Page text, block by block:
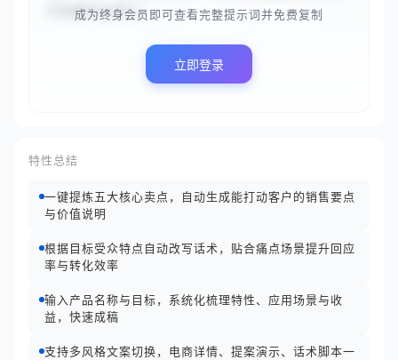
忙的都市白领}}，...
成为终身会员即可查看完整提示词并免费复制
立即登录
特性总结
一键提炼五大核心卖点，自动生成能打动客户的销售要点
与价值说明
根据目标受众特点自动改写话术，贴合痛点场景提升回应
率与转化效率
输入产品名称与目标，系统化梳理特性、应用场景与收
益，快速成稿
支持多风格文案切换，电商详情、提案演示、话术脚本一